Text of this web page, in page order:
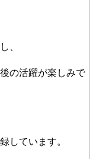
、
の活躍が楽しみで
しています。